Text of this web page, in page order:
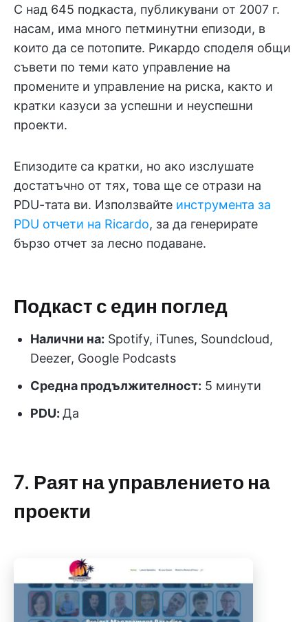
С над 645 подкаста, публикувани от 2007 г.
насам, има много петминутни епизоди, в
които да се потопите. Рикардо споделя общи
съвети по теми като управление на
промените и управление на риска, както и
кратки казуси за успешни и неуспешни
проекти.
Епизодите са кратки, но ако изслушате
достатъчно от тях, това ще се отрази на
PDU-тата ви. Използвайте инструмента за
PDU отчети на Ricardo, за да генерирате
бързо отчет за лесно подаване.
Подкаст с един поглед
Налични на: Spotify, iTunes, Soundcloud,
Deezer, Google Podcasts
Средна продължителност: 5 минути
PDU: Да
7. Раят на управлението на
проекти